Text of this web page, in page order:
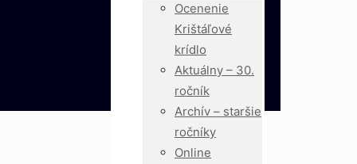
Ocenenie
Krištáľové
krídlo
Aktuálny – 30.
ročník
Archív – staršie
ročníky
Online